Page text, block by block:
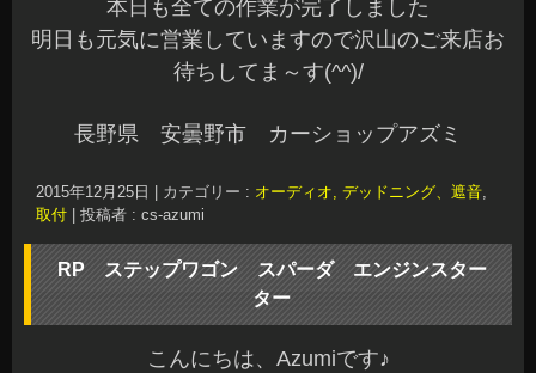
本日も全ての作業が完了しました
明日も元気に営業していますので沢山のご来店お
待ちしてま～す(^^)/
長野県 安曇野市 カーショップアズミ
2015年12月25日 カテゴリー : オーディオ, デッドニング、遮音,
取付
投稿者 : cs-azumi
RP ステップワゴン スパーダ エンジンスター
ター
こんにちは、Azumiです♪